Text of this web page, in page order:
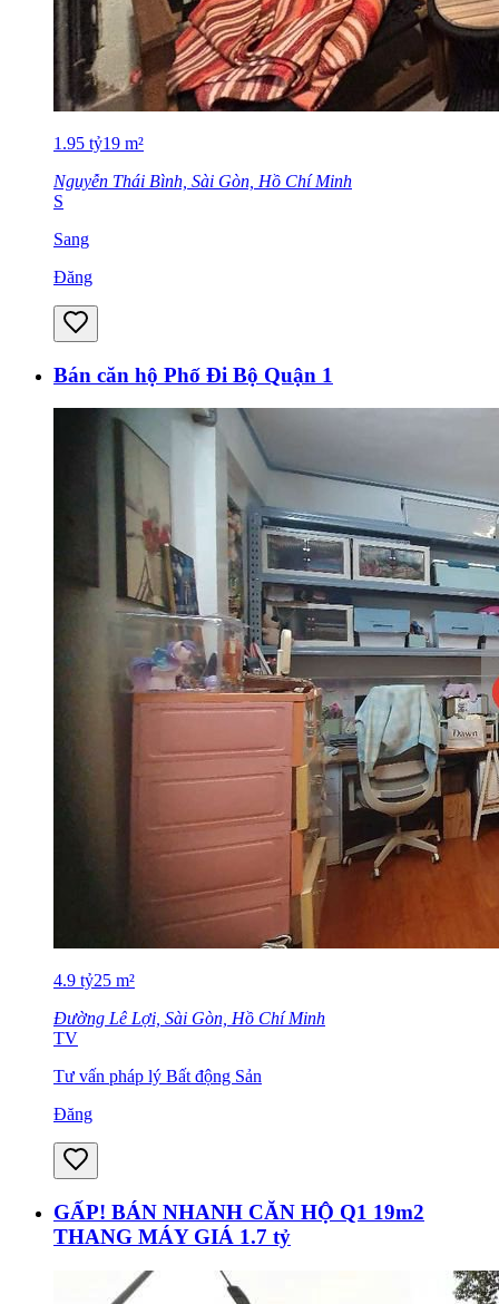
1.95 tỷ19 m²
Nguyễn Thái Bình, Sài Gòn, Hồ Chí Minh
S
Sang
Đăng
Bán căn hộ Phố Đi Bộ Quận 1
4.9 tỷ25 m²
Đường Lê Lợi, Sài Gòn, Hồ Chí Minh
TV
Tư vấn pháp lý Bất động Sản
Đăng
GẤP! BÁN NHANH CĂN HỘ Q1 19m2
THANG MÁY GIÁ 1.7 tỷ